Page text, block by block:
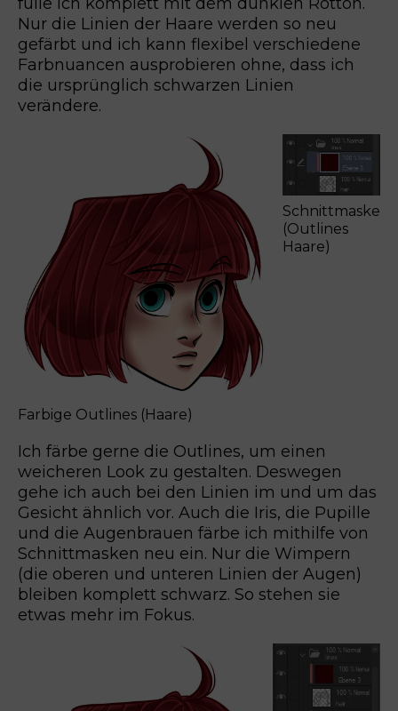
Nur die Linien der Haare werden so neu
gefärbt und ich kann flexibel verschiedene
Farbnuancen ausprobieren ohne, dass ich
die ursprünglich schwarzen Linien
verändere.
Farbige Outlines (Haare)
Schnittmaske
(Outlines
Haare)
Ich färbe gerne die Outlines, um einen
weicheren Look zu gestalten. Deswegen
gehe ich auch bei den Linien im und um das
Gesicht ähnlich vor. Auch die Iris, die Pupille
und die Augenbrauen färbe ich mithilfe von
Schnittmasken neu ein. Nur die Wimpern
(die oberen und unteren Linien der Augen)
bleiben komplett schwarz. So stehen sie
etwas mehr im Fokus.